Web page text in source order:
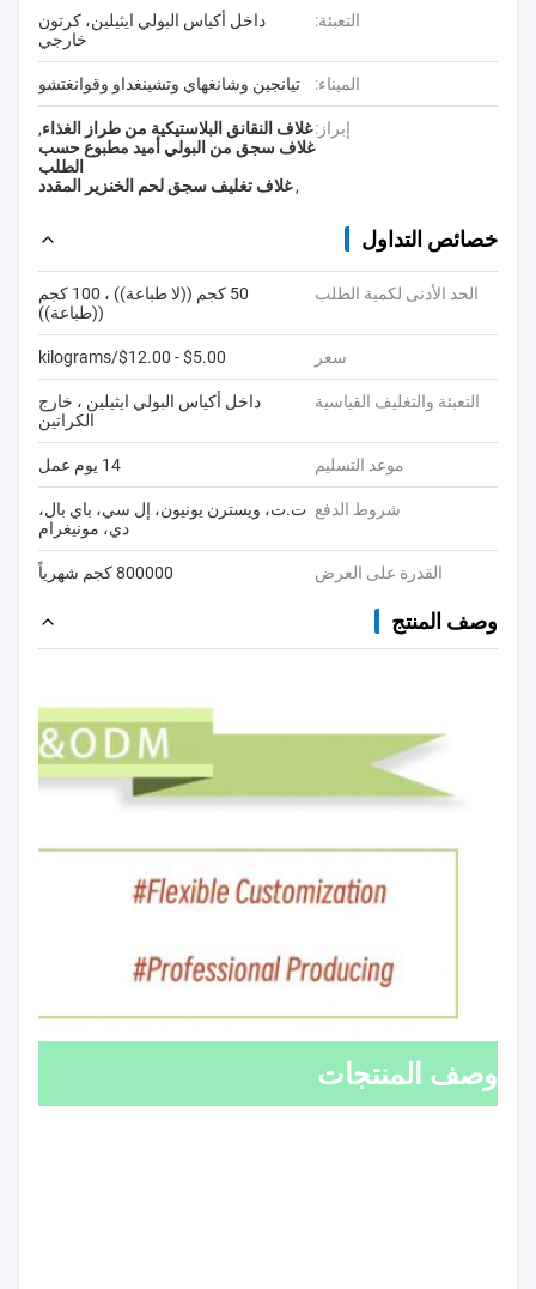
التعبئة:
داخل أكياس البولي ايثيلين، كرتون
خارجي
الميناء: تيانجين وشانغهاي وتشينغداو وقوانغتشو
إبراز:غلاف النقانق البلاستيكية من طراز الغذاء,
غلاف سجق من البولي أميد مطبوع حسب
الطلب
,غلاف تغليف سجق لحم الخنزير المقدد
خصائص التداول
الحد الأدنى لكمية الطلب
50 كجم ((لا طباعة)) ، 100 كجم
((طباعة))
سعر $5.00 - $12.00/kilograms
التعبئة والتغليف القياسية
داخل أكياس البولي ايثيلين ، خارج
الكراتين
موعد التسليم 14 يوم عمل
شروط الدفع ت.ت، ويسترن يونيون، إل سي، باي بال،
دي، مونيغرام
القدرة على العرض 800000 كجم شهرياً
وصف المنتج
وصف المنتجات